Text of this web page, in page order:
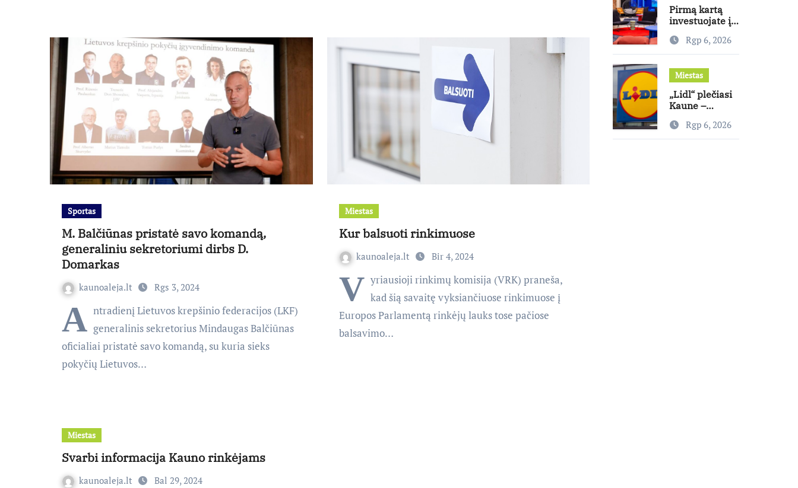
Sportas
M. Balčiūnas pristatė savo komandą,
generaliniu sekretoriumi dirbs D.
Domarkas
kaunoaleja.lt Rgs 3, 2024
A ntradienį Lietuvos krepšinio federacijos (LKF)
generalinis sekretorius Mindaugas Balčiūnas
oficialiai pristatė savo komandą, su kuria sieks
pokyčių Lietuvos…
Miestas
Kur balsuoti rinkimuose
kaunoaleja.lt Bir 4, 2024
V yriausioji rinkimų komisija (VRK) praneša,
kad šią savaitę vyksiančiuose rinkimuose į
Europos Parlamentą rinkėjų lauks tose pačiose
balsavimo…
Miestas
Svarbi informacija Kauno rinkėjams
kaunoaleja.lt Bal 29, 2024
Pirmą kartą
investuojate į
turtą?
Ekspertas
pataria, kaip
pasirinkti
būstą, kuris
generuos grąžą
Rgp 6, 2026
Miestas
„Lidl“ plečiasi
Kaune –
atidaryta jau
20-oji
Rgp 6, 2026